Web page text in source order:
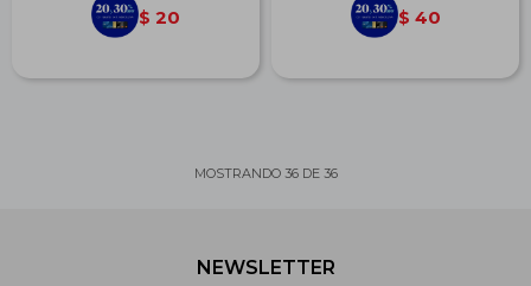
$ 20 $ 40
MOSTRANDO 36DE 36
NEWSLETTER